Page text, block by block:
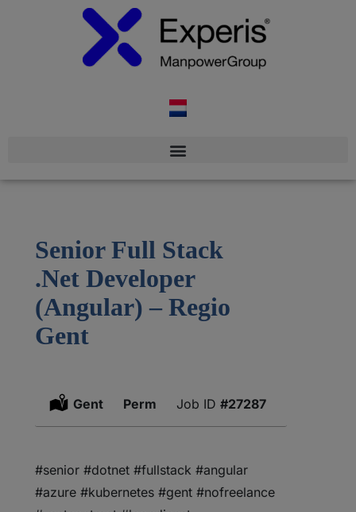
Senior Full Stack
.Net Developer
(Angular) – Regio
Gent
Location:
Gent Type:
Perm #27287
#senior #dotnet #fullstack #angular
#azure #kubernetes #gent #nofreelance